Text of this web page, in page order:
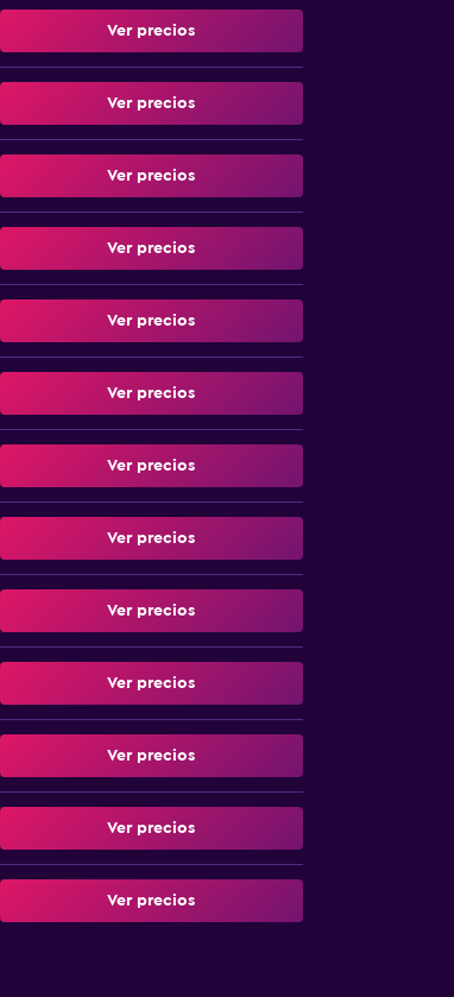
Ver precios
Ver precios
Ver precios
Ver precios
Ver precios
Ver precios
Ver precios
Ver precios
Ver precios
Ver precios
Ver precios
Ver precios
Ver precios